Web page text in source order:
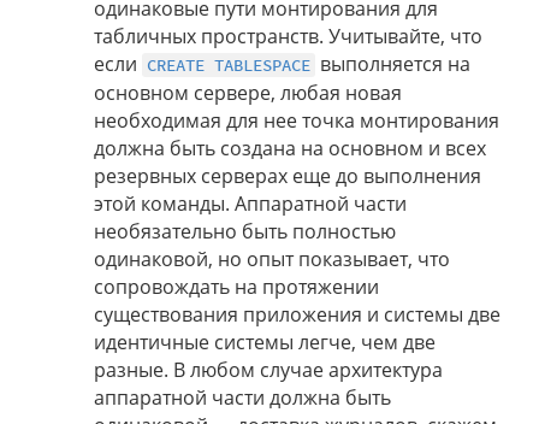
одинаковые пути монтирования для
табличных пространств. Учитывайте, что
если CREATE TABLESPACE выполняется на
основном сервере, любая новая
необходимая для нее точка монтирования
должна быть создана на основном и всех
резервных серверах еще до выполнения
этой команды. Аппаратной части
необязательно быть полностью
одинаковой, но опыт показывает, что
сопровождать на протяжении
существования приложения и системы две
идентичные системы легче, чем две
разные. В любом случае архитектура
аппаратной части должна быть